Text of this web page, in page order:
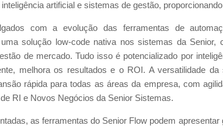
artificial e sistemas de gestão,
com a evolução das ferramentas de
solução low-code nativa nos sistemas da
de mercado. Tudo isso é potencializado por
melhora os resultados e o ROI. A versatilidade
rápida para todas as áreas da empresa, com
RI e Novos Negócios da Senior Sistemas.
as ferramentas do Senior Flow podem